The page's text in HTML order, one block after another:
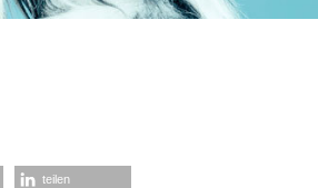
teilen